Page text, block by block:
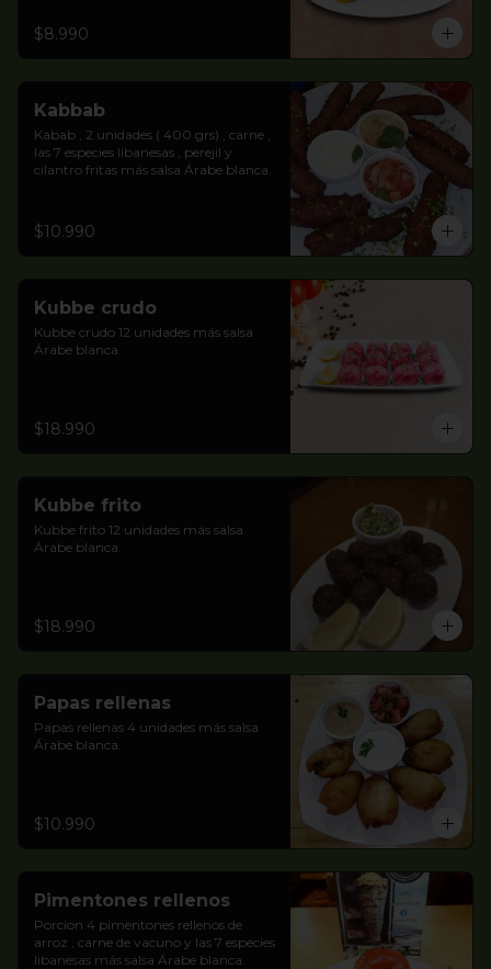
$8.990
Kabbab
Kabab , 2 unidades ( 400 grs) , carne ,
las 7 especies libanesas , perejil y
cilantro fritas más salsa Árabe blanca.
$10.990
Kubbe crudo
Kubbe crudo 12 unidades más salsa
Árabe blanca.
$18.990
Kubbe frito
Kubbe frito 12 unidades más salsa
Árabe blanca.
$18.990
Papas rellenas
Papas rellenas 4 unidades más salsa
Árabe blanca.
$10.990
Pimentones rellenos
Porcion 4 pimentones rellenos de
arroz , carne de vacuno y las 7 especies
libanesas más salsa Árabe blanca.